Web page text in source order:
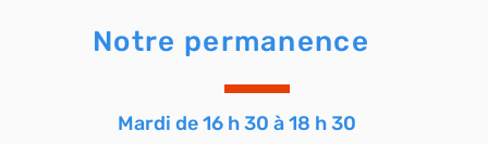
Notre permanence
Mardi de 16 h 30 à 18 h 30